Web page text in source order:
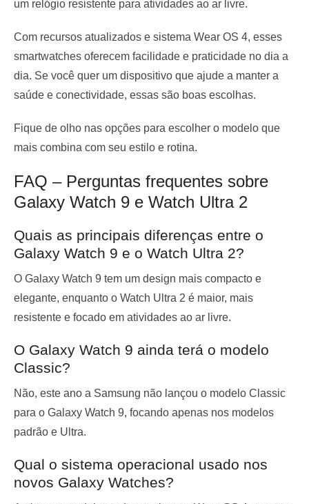
um relógio resistente para atividades ao ar livre.
Com recursos atualizados e sistema Wear OS 4, esses
smartwatches oferecem facilidade e praticidade no dia a
dia. Se você quer um dispositivo que ajude a manter a
saúde e conectividade, essas são boas escolhas.
Fique de olho nas opções para escolher o modelo que
mais combina com seu estilo e rotina.
FAQ – Perguntas frequentes sobre
Galaxy Watch 9 e Watch Ultra 2
Quais as principais diferenças entre o
Galaxy Watch 9 e o Watch Ultra 2?
O Galaxy Watch 9 tem um design mais compacto e
elegante, enquanto o Watch Ultra 2 é maior, mais
resistente e focado em atividades ao ar livre.
O Galaxy Watch 9 ainda terá o modelo
Classic?
Não, este ano a Samsung não lançou o modelo Classic
para o Galaxy Watch 9, focando apenas nos modelos
padrão e Ultra.
Qual o sistema operacional usado nos
novos Galaxy Watches?